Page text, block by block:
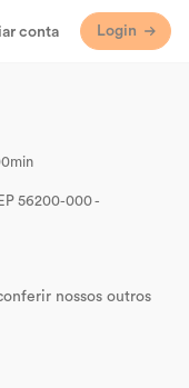
conta Login
56200-000 -
nossos outros